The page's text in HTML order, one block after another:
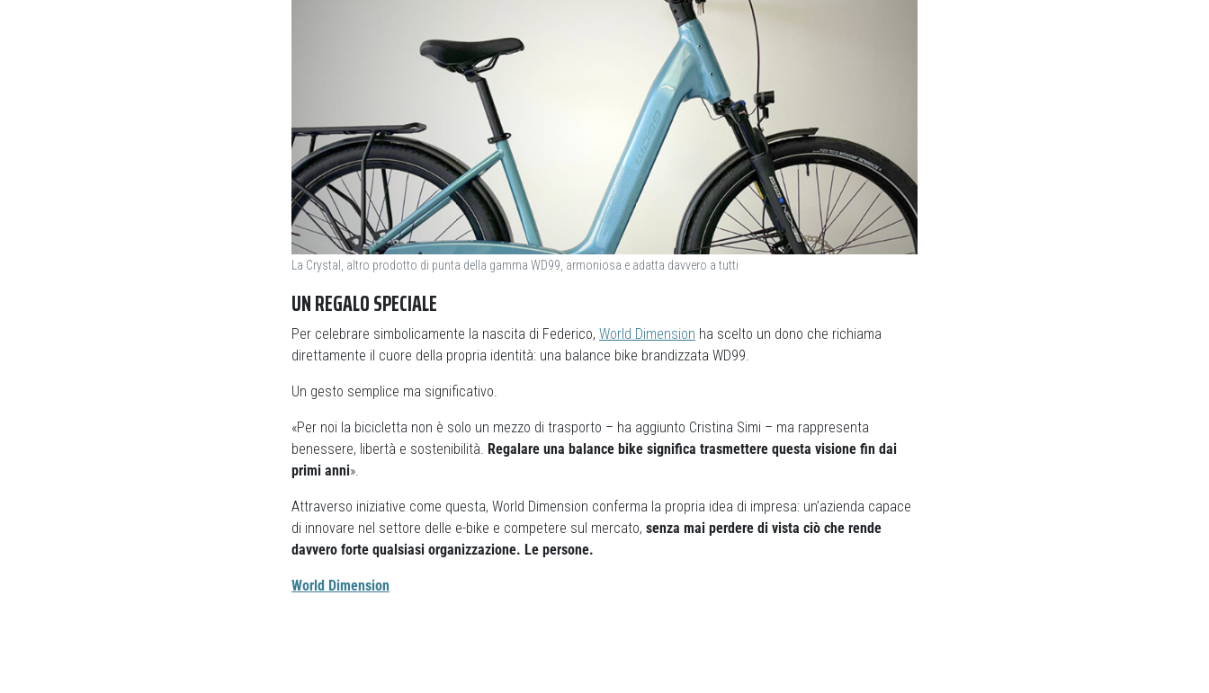
La Crystal, altro prodotto di punta della gamma WD99, armoniosa e adatta davvero a tutti
UN REGALO SPECIALE
Per celebrare simbolicamente la nascita di Federico, World Dimension ha scelto un dono che richiama
direttamente il cuore della propria identità: una balance bike brandizzata WD99.
Un gesto semplice ma significativo.
«Per noi la bicicletta non è solo un mezzo di trasporto – ha aggiunto Cristina Simi – ma rappresenta
benessere, libertà e sostenibilità. Regalare una balance bike significa trasmettere questa visione fin dai
primi anni».
Attraverso iniziative come questa, World Dimension conferma la propria idea di impresa: un’azienda capace
di innovare nel settore delle e-bike e competere sul mercato, senza mai perdere di vista ciò che rende
davvero forte qualsiasi organizzazione. Le persone.
World Dimension